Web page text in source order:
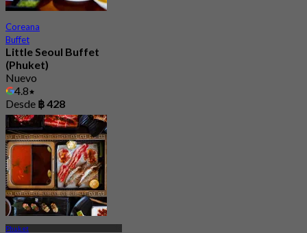
Coreana
Buffet
Little Seoul Buffet
(Phuket)
Nuevo
4.8
Desde ฿ 428
Phuket